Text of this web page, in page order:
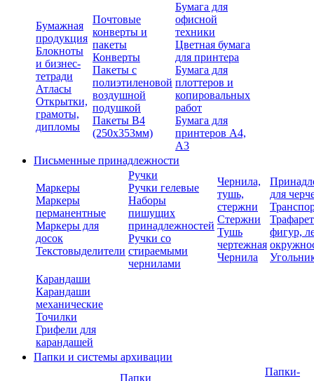
Бумажная
продукция
Блокноты
и бизнес-
тетради
Атласы
Открытки,
грамоты,
дипломы
Почтовые
конверты и
пакеты
Конверты
Пакеты с
полиэтиленовой
воздушной
подушкой
Пакеты В4
(250х353мм)
Бумага для
офисной
техники
Цветная бумага
для принтера
Бумага для
плоттеров и
копировальных
работ
Бумага для
принтеров А4,
А3
Письменные принадлежности
Маркеры
Маркеры
перманентные
Маркеры для
досок
Текстовыделители
Ручки
Ручки гелевые
Наборы
пишущих
принадлежностей
Ручки со
стираемыми
чернилами
Чернила,
тушь,
стержни
Стержни
Тушь
чертежная
Чернила
для
фигур,
Карандаши
Карандаши
механические
Точилки
Грифели для
карандашей
Папки и системы архивации
Папки
Папки-